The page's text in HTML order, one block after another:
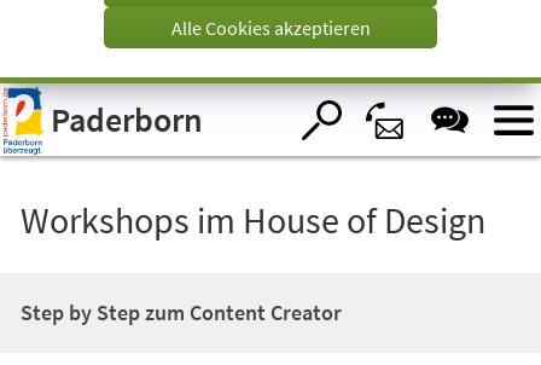
Visuelle
Assistenzsoftware
öffnen.
Alle Cookies akzeptieren
Paderborn
Workshops im House of Design
Step by Step zum Content Creator